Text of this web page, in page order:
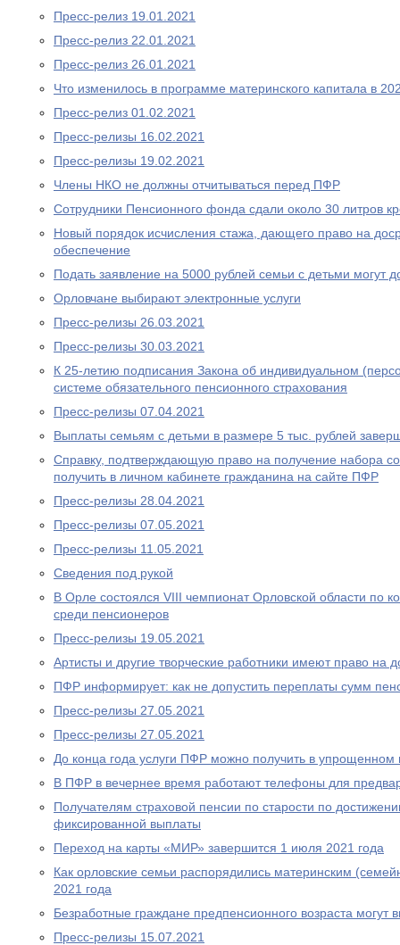
Пресс-релиз 19.01.2021
Пресс-релиз 22.01.2021
Пресс-релиз 26.01.2021
Что изменилось в программе материнского капитала в
Пресс-релиз 01.02.2021
Пресс-релизы 16.02.2021
Пресс-релизы 19.02.2021
Члены НКО не должны отчитываться перед ПФР
Сотрудники Пенсионного фонда сдали около 30 литров
Новый порядок исчисления стажа, дающего право на
обеспечение
Подать заявление на 5000 рублей семьи с детьми могут
Орловчане выбирают электронные услуги
Пресс-релизы 26.03.2021
Пресс-релизы 30.03.2021
К 25-летию подписания Закона об индивидуальном
системе обязательного пенсионного страхования
Пресс-релизы 07.04.2021
Выплаты семьям с детьми в размере 5 тыс. рублей
Справку, подтверждающую право на получение набора
получить в личном кабинете гражданина на сайте ПФР
Пресс-релизы 28.04.2021
Пресс-релизы 07.05.2021
Пресс-релизы 11.05.2021
Сведения под рукой
В Орле состоялся VIII чемпионат Орловской области по
среди пенсионеров
Пресс-релизы 19.05.2021
Артисты и другие творческие работники имеют право на
ПФР информирует: как не допустить переплаты сумм
Пресс-релизы 27.05.2021
Пресс-релизы 27.05.2021
До конца года услуги ПФР можно получить в упрощенном
В ПФР в вечернее время работают телефоны для
Получателям страховой пенсии по старости по
фиксированной выплаты
Переход на карты «МИР» завершится 1 июля 2021 года
Как орловские семьи распорядились материнским
2021 года
Безработные граждане предпенсионного возраста
Пресс-релизы 15.07.2021